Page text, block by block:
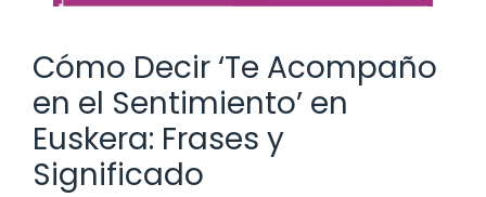
Cómo Decir ‘Te Acompaño
en el Sentimiento’ en
Euskera: Frases y
Significado